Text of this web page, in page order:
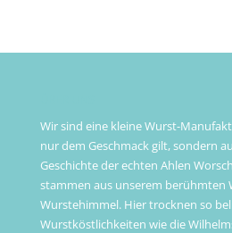
Wir sind eine kleine Wurst-
nur dem Geschmack gilt, sondern
Geschichte der echten Ahlen
stammen aus unserem berühmten
Wurstehimmel. Hier trocknen so
Wurstköstlichkeiten wie die